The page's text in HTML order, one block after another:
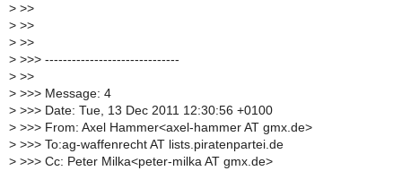
> >>
> >>
> >>
> >>> ------------------------------
> >>
> >>> Message: 4
> >>> Date: Tue, 13 Dec 2011 12:30:56 +0100
> >>> From: Axel Hammer<axel-hammer AT gmx.de>
> >>> To:ag-waffenrecht AT lists.piratenpartei.de
> >>> Cc: Peter Milka<peter-milka AT gmx.de>